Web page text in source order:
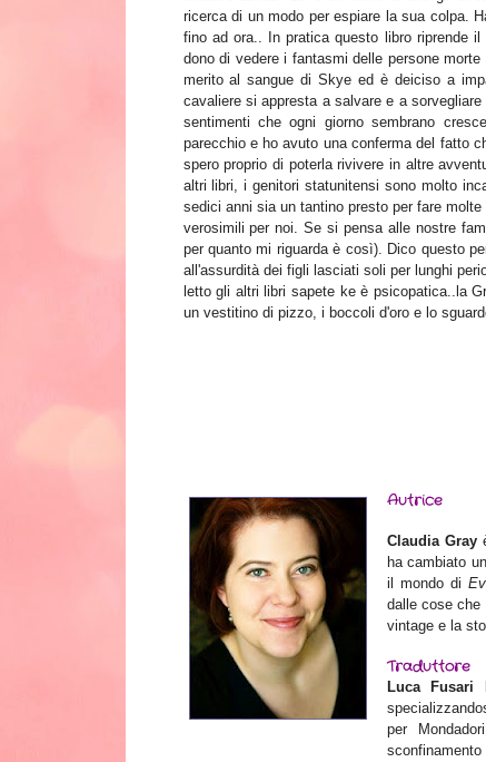
ricerca di un modo per espiare la sua colpa.
fino ad ora.. In pratica questo libro riprende
dono di vedere i fantasmi delle persone
merito al sangue di Skye ed è deiciso a
cavaliere si appresta a salvare e a
sentimenti che ogni giorno sembrano
parecchio e ho avuto una conferma del fatto
spero proprio di poterla rivivere in altre
altri libri, i genitori statunitensi sono molto
sedici anni sia un tantino presto per fare
verosimili per noi. Se si pensa alle nostre
per quanto mi riguarda è così). Dico questo
all'assurdità dei figli lasciati soli per lunghi
letto gli altri libri sapete ke è psicopatica..la
un vestitino di pizzo, i boccoli d'oro e lo
Autrice
Claudia Gray
ha cambiato
il mondo di
dalle cose
vintage e la
Traduttore
Luca Fusari
per